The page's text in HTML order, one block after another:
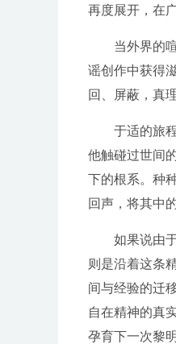
再度展开，在
当外界的
谣创作中获得
回、屏蔽，真
于适的旅
他触碰过世间
下的根系。种
回声，将其中
如果说由
则是沿着这条
间与经验的迁
自在精神的真
孕育下一次黎